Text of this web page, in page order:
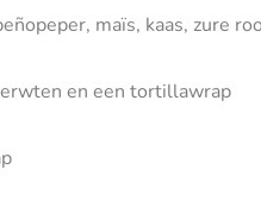
maïs, kaas, zure
en een tortillawrap